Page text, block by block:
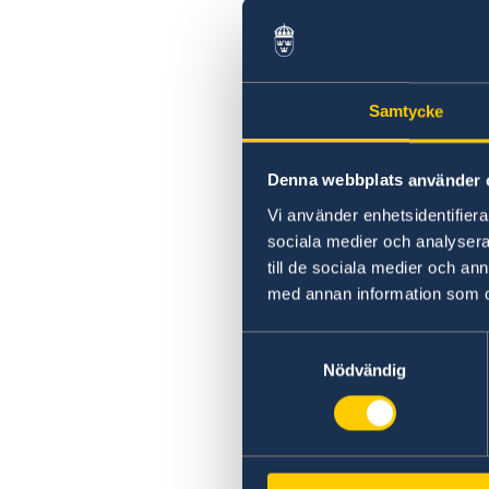
Samtycke
Denna webbplats använder
Vi använder
sociala medier och
till de sociala medier och
med annan information som
Nödvändig